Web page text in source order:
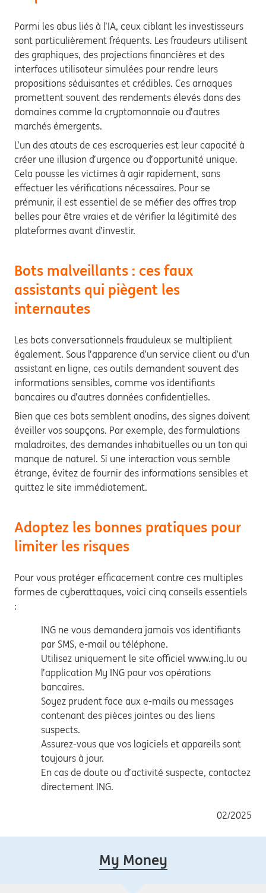
Parmi les abus liés à l’IA, ceux ciblant les investisseurs
sont particulièrement fréquents. Les fraudeurs utilisent
des graphiques, des projections financières et des
interfaces utilisateur simulées pour rendre leurs
propositions séduisantes et crédibles. Ces arnaques
promettent souvent des rendements élevés dans des
domaines comme la cryptomonnaie ou d’autres
marchés émergents.
L’un des atouts de ces escroqueries est leur capacité à
créer une illusion d’urgence ou d’opportunité unique.
Cela pousse les victimes à agir rapidement, sans
effectuer les vérifications nécessaires. Pour se
prémunir, il est essentiel de se méfier des offres trop
belles pour être vraies et de vérifier la légitimité des
plateformes avant d’investir.
Bots malveillants : ces faux
assistants qui piègent les
internautes
Les bots conversationnels frauduleux se multiplient
également. Sous l’apparence d’un service client ou d’un
assistant en ligne, ces outils demandent souvent des
informations sensibles, comme vos identifiants
bancaires ou d’autres données confidentielles.
Bien que ces bots semblent anodins, des signes doivent
éveiller vos soupçons. Par exemple, des formulations
maladroites, des demandes inhabituelles ou un ton qui
manque de naturel. Si une interaction vous semble
étrange, évitez de fournir des informations sensibles et
quittez le site immédiatement.
Adoptez les bonnes pratiques pour
limiter les risques
Pour vous protéger efficacement contre ces multiples
formes de cyberattaques, voici cinq conseils essentiels
:
ING ne vous demandera jamais vos identifiants
par SMS, e-mail ou téléphone.
Utilisez uniquement le site officiel www.ing.lu ou
l’application My ING pour vos opérations
bancaires.
Soyez prudent face aux e-mails ou messages
contenant des pièces jointes ou des liens
suspects.
Assurez-vous que vos logiciels et appareils sont
toujours à jour.
En cas de doute ou d’activité suspecte, contactez
directement ING.
02/2025
My Money